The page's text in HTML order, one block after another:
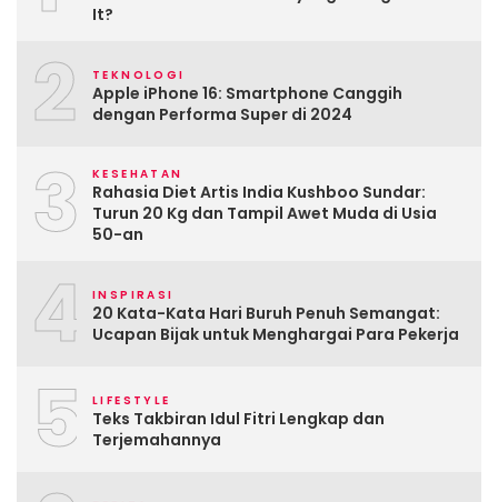
It?
2 TEKNOLOGI
Apple iPhone 16: Smartphone Canggih
dengan Performa Super di 2024
3 KESEHATAN
Rahasia Diet Artis India Kushboo Sundar:
Turun 20 Kg dan Tampil Awet Muda di Usia
50-an
4 INSPIRASI
20 Kata-Kata Hari Buruh Penuh Semangat:
Ucapan Bijak untuk Menghargai Para Pekerja
5 LIFESTYLE
Teks Takbiran Idul Fitri Lengkap dan
Terjemahannya